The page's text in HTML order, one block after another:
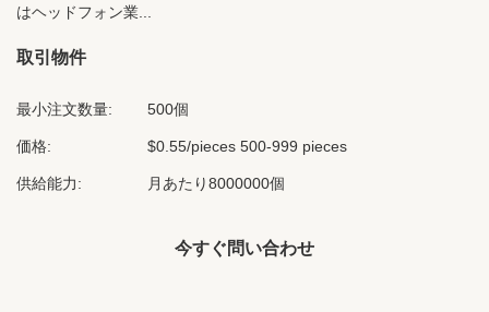
はヘッドフォン業...
取引物件
最小注文数量: 500個
価格: $0.55/pieces 500-999 pieces
供給能力: 月あたり8000000個
今すぐ問い合わせ